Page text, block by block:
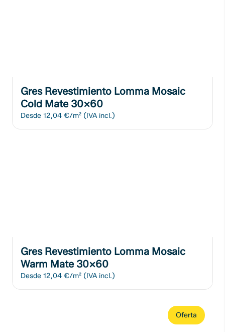
Gres Revestimiento Lomma Mosaic
Cold Mate 30x60
Desde 12,04 €/m² (IVA incl.)
Gres Revestimiento Lomma Mosaic
Warm Mate 30x60
Desde 12,04 €/m² (IVA incl.)
Oferta